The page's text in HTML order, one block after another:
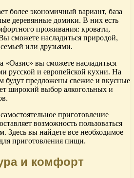
более экономичный вариант, база
деревянные домики. В них есть
проживания: кровати,
сможете насладиться природой,
или друзьями.
«Оазис» вы сможете насладиться
русской и европейской кухни. На
будут предложены свежие и вкусные
широкий выбор алкогольных и
приготовление
возможность пользоваться
Здесь вы найдете все необходимое
приготовления пищи.
и комфорт